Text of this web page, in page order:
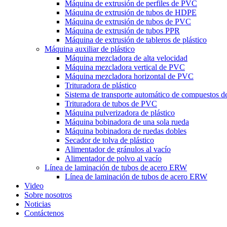
Máquina de extrusión de perfiles de PVC
Máquina de extrusión de tubos de HDPE
Máquina de extrusión de tubos de PVC
Máquina de extrusión de tubos PPR
Máquina de extrusión de tableros de plástico
Máquina auxiliar de plástico
Máquina mezcladora de alta velocidad
Máquina mezcladora vertical de PVC
Máquina mezcladora horizontal de PVC
Trituradora de plástico
Sistema de transporte automático de compuestos
Trituradora de tubos de PVC
Máquina pulverizadora de plástico
Máquina bobinadora de una sola rueda
Máquina bobinadora de ruedas dobles
Secador de tolva de plástico
Alimentador de gránulos al vacío
Alimentador de polvo al vacío
Línea de laminación de tubos de acero ERW
Línea de laminación de tubos de acero ERW
Video
Sobre nosotros
Noticias
Contáctenos